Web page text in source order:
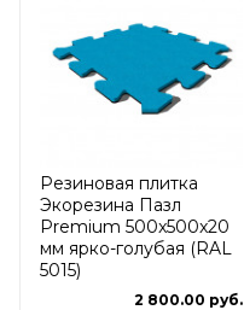
Резиновая плитка
Экорезина Пазл
Premium 500x500x20
мм ярко-голубая (RAL
5015)
2 800.00 руб.